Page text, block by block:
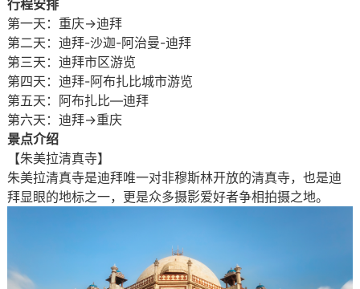
行程安排
第一天：重庆→迪拜
第二天：迪拜-沙迦-阿治曼-迪拜
第三天：迪拜市区游览
第四天：迪拜-阿布扎比城市游览
第五天：阿布扎比—迪拜
第六天：迪拜→重庆
景点介绍
【朱美拉清真寺】
朱美拉清真寺是迪拜唯一对非穆斯林开放的清真寺，也是迪
拜显眼的地标之一，更是众多摄影爱好者争相拍摄之地。